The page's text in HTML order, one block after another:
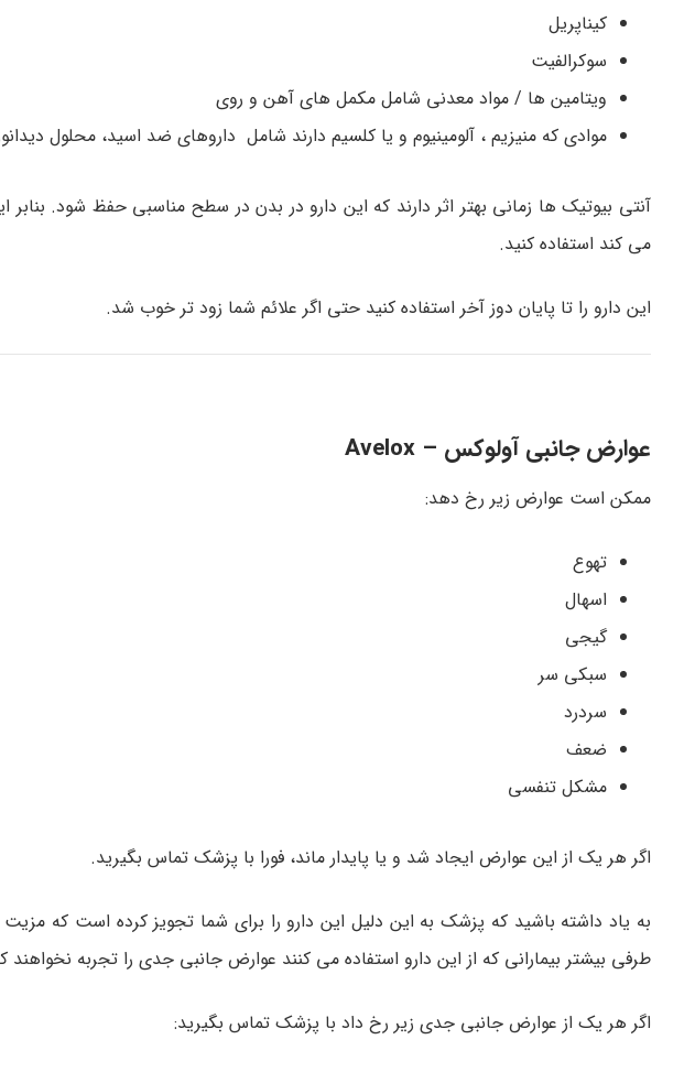
کیناپریل
سوکرالفیت
ویتامین ها / مواد معدنی شامل مکمل های آهن و روی
موادی که منیزیم ، آلومینیوم و یا کلسیم دارند شامل داروهای ضد اسید، محلول
آنتی بیوتیک ها زمانی بهتر اثر دارند که این دارو در بدن در سطح مناسبی حفظ شود.
می کند استفاده کنید.
این دارو را تا پایان دوز آخر استفاده کنید حتی اگر علائم شما زود تر خوب شد.
عوارض جانبی آولوکس – Avelox
ممکن است عوارض زیر رخ دهد:
تهوع
اسهال
گیجی
سبکی سر
سردرد
ضعف
مشکل تنفسی
اگر هر یک از این عوارض ایجاد شد و یا پایدار ماند، فورا با پزشک تماس بگیرید.
به یاد داشته باشید که پزشک به این دلیل این دارو را برای شما تجویز کرده است که مزیت
طرفی بیشتر بیمارانی که از این دارو استفاده می کنند عوارض جانبی جدی را تجربه نخواهند
اگر هر یک از عوارض جانبی جدی زیر رخ داد با پزشک تماس بگیرید: